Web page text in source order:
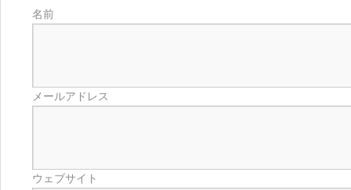
名前
メールアドレス
ウェブサイト